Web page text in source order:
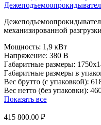
механизированной
Мощность: 1,9 кВт
Напряжение: 380 В
Габаритные размеры:
Габаритные размеры в
Вес брутто (с упаковкой):
Вес нетто (без упаковки):
Показать все
415 800.00 ₽